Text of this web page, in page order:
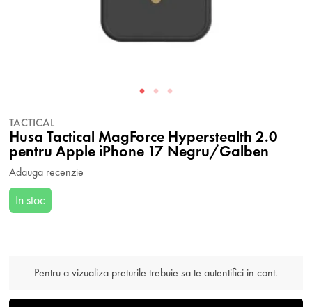
TACTICAL
Husa Tactical MagForce Hyperstealth 2.0
pentru Apple iPhone 17 Negru/Galben
Adauga recenzie
In stoc
Pentru a vizualiza preturile trebuie sa te autentifici in cont.